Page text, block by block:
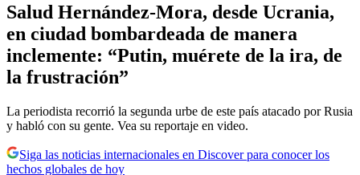
Salud Hernández-Mora, desde Ucrania,
en ciudad bombardeada de manera
inclemente: “Putin, muérete de la ira, de
la frustración”
La periodista recorrió la segunda urbe de este país atacado por Rusia
y habló con su gente. Vea su reportaje en video.
Siga las noticias internacionales en Discover para conocer los
hechos globales de hoy